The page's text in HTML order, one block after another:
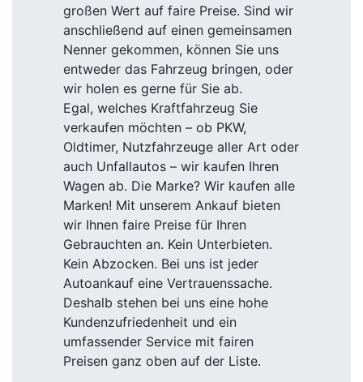
großen Wert auf faire Preise. Sind wir
anschließend auf einen gemeinsamen
Nenner gekommen, können Sie uns
entweder das Fahrzeug bringen, oder
wir holen es gerne für Sie ab.
Egal, welches Kraftfahrzeug Sie
verkaufen möchten – ob PKW,
Oldtimer, Nutzfahrzeuge aller Art oder
auch Unfallautos – wir kaufen Ihren
Wagen ab. Die Marke? Wir kaufen alle
Marken! Mit unserem Ankauf bieten
wir Ihnen faire Preise für Ihren
Gebrauchten an. Kein Unterbieten.
Kein Abzocken. Bei uns ist jeder
Autoankauf eine Vertrauenssache.
Deshalb stehen bei uns eine hohe
Kundenzufriedenheit und ein
umfassender Service mit fairen
Preisen ganz oben auf der Liste.